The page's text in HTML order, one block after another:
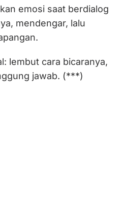
emosi saat berdialog
mendengar, lalu
lembut cara bicaranya,
jawab. (***)